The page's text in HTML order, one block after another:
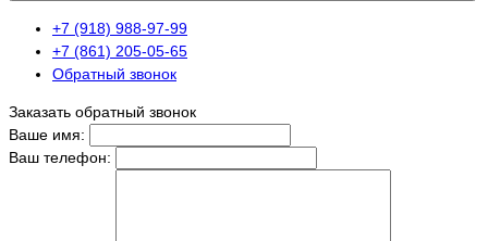
+7 (918) 988-97-99
+7 (861) 205-05-65
Обратный звонок
Заказать обратный звонок
Ваше имя:
Ваш телефон: